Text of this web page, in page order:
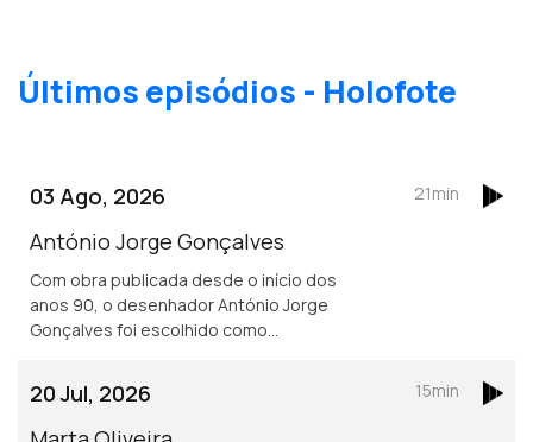
Últimos episódios - Holofote
03 Ago, 2026
António Jorge Gonçalves
Com obra publicada desde o início dos
anos 90, o desenhador António Jorge
Gonçalves foi escolhido como
Desenhada.
21min
20 Jul, 2026
15min